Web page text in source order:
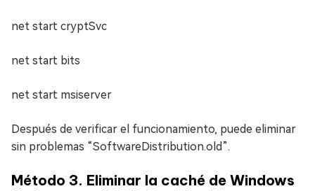
net start cryptSvc
net start bits
net start msiserver
Después de verificar el funcionamiento, puede eliminar
sin problemas “SoftwareDistribution.old”.
Método 3. Eliminar la caché de Windows